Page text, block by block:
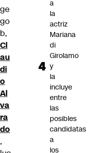
ge
go
b,
Cl
au
di
o
Al
va
ra
do
,
a
la
actriz
Mariana
di
Girolamo
y
la
incluye
entre
las
posibles
candidatas
a
los